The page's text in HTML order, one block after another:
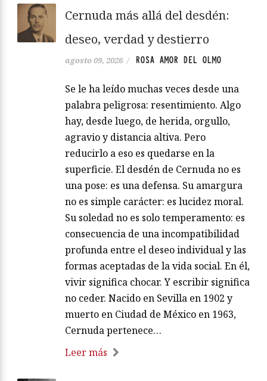
Cernuda más allá del desdén:
deseo, verdad y destierro
agosto 09, 2026 / ROSA AMOR DEL OLMO
Se le ha leído muchas veces desde una
palabra peligrosa: resentimiento. Algo
hay, desde luego, de herida, orgullo,
agravio y distancia altiva. Pero
reducirlo a eso es quedarse en la
superficie. El desdén de Cernuda no es
una pose: es una defensa. Su amargura
no es simple carácter: es lucidez moral.
Su soledad no es solo temperamento: es
consecuencia de una incompatibilidad
profunda entre el deseo individual y las
formas aceptadas de la vida social. En él,
vivir significa chocar. Y escribir significa
no ceder. Nacido en Sevilla en 1902 y
muerto en Ciudad de México en 1963,
Cernuda pertenece…
Leer más